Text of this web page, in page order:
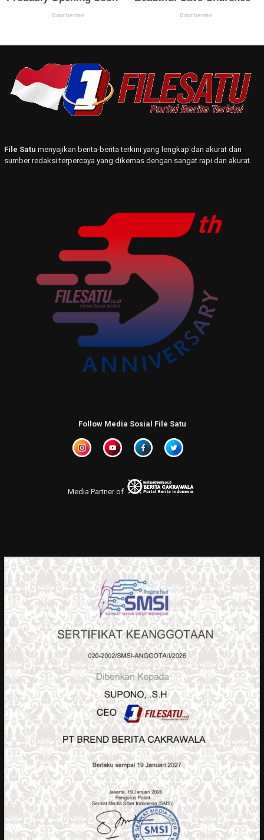
File Satu menyajikan berita-berita terkini yang lengkap dan akurat dari
sumber redaksi terpercaya yang dikemas dengan sangat rapi dan akurat.
Follow Media Sosial File Satu
Media Partner of